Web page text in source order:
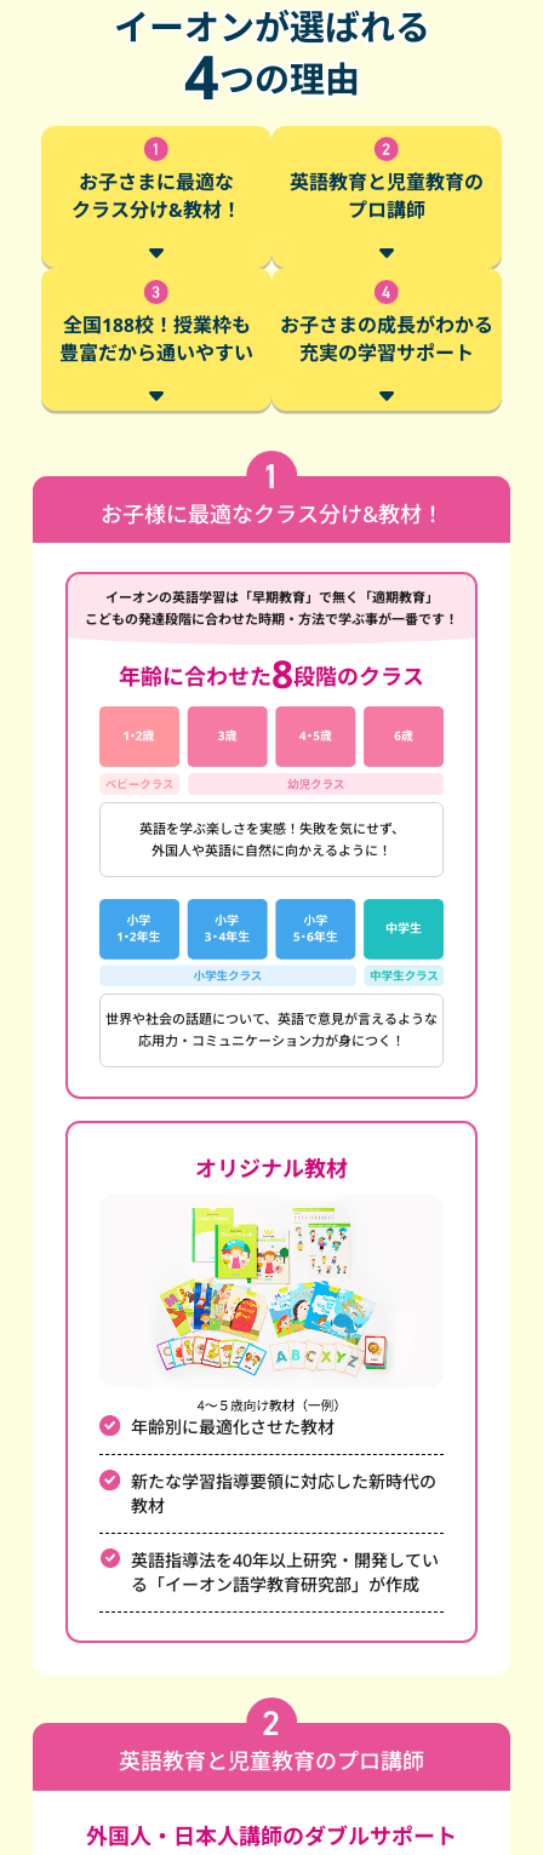
イーオンが選ばれる
4つの理由
お子さまに最適な
クラス分け&教材！
英語教育と児童教育の
プロ講師
全国188校！授業枠も
豊富だから通いやすい
お子さまの成長がわかる
充実の学習サポート
お子様に最適なクラス分け&教材！
イーオンの英語学習は「早期教育」で無く「適期教育」
こどもの発達段階に合わせた時期・方法で学ぶ事が一番です！
年齢に合わせた8段階のクラス
英語を学ぶ楽しさを実感！失敗を気にせず、
外国人や英語に自然に向かえるように！
世界や社会の話題について、英語で意見が言えるような
応用力・コミュニケーション力が身につく！
オリジナル教材
年齢別に最適化させた教材
新たな学習指導要領に対応した新時代の
教材
英語指導法を40年以上研究・開発してい
る 「イーオン語学教育研究部」が作成
英語教育と児童教育のプロ講師
外国人・日本人講師のダブルサポート